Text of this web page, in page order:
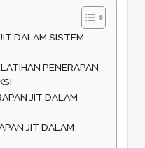
DALAM SISTEM
PENERAPAN
JIT DALAM
JIT DALAM